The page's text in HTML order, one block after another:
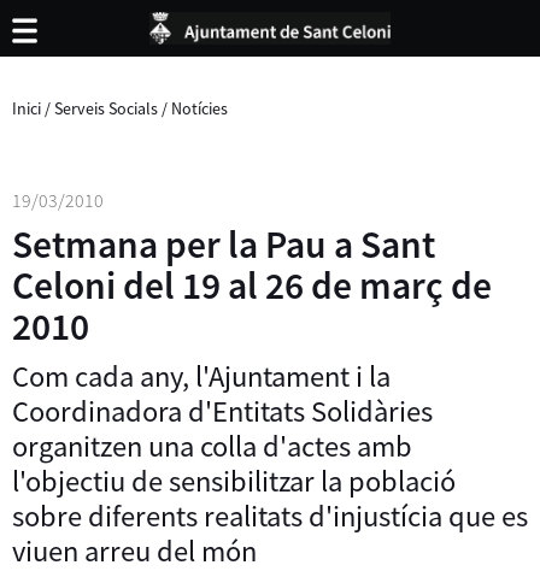
Inici /Serveis Socials / Notícies
19/03/2010
Setmana per la Pau a Sant
Celoni del 19 al 26 de març de
2010
Com cada any, l'Ajuntament i la
Coordinadora d'Entitats Solidàries
organitzen una colla d'actes amb
l'objectiu de sensibilitzar la població
sobre diferents realitats d'injustícia que es
viuen arreu del món